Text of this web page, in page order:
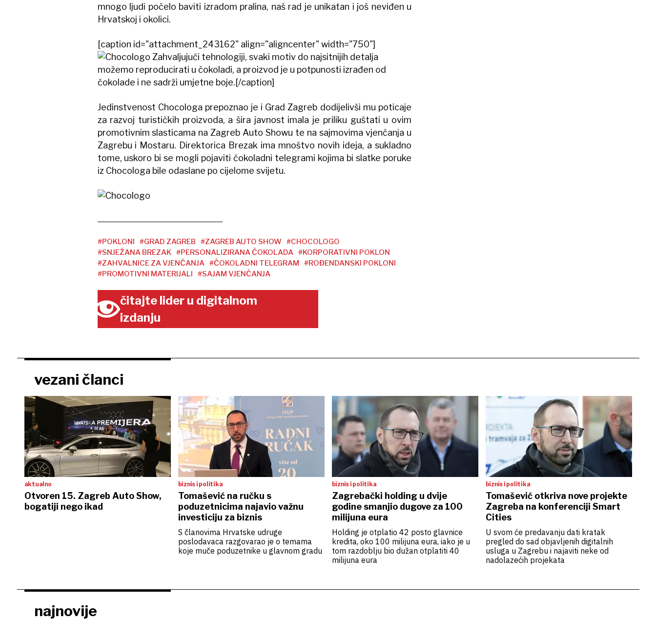
mnogo ljudi počelo baviti izradom pralina, naš rad je unikatan i još neviđen u
Hrvatskoj i okolici.
[caption id="attachment_243162" align="aligncenter" width="750"]
Zahvaljujući tehnologiji, svaki motiv do najsitnijih detalja
možemo reproducirati u čokoladi, a proizvod je u potpunosti izrađen od
čokolade i ne sadrži umjetne boje.[/caption]
Jedinstvenost Chocologa prepoznao je i Grad Zagreb dodijelivši mu poticaje
za razvoj turističkih proizvoda, a šira javnost imala je priliku guštati u ovim
promotivnim slasticama na Zagreb Auto Showu te na sajmovima vjenčanja u
Zagrebu i Mostaru. Direktorica Brezak ima mnoštvo novih ideja, a sukladno
tome, uskoro bi se mogli pojaviti čokoladni telegrami kojima bi slatke poruke
iz Chocologa bile odaslane po cijelome svijetu.
#POKLONI #GRAD ZAGREB #ZAGREB AUTO SHOW #CHOCOLOGO
#SNJEŽANA BREZAK #PERSONALIZIRANA ČOKOLADA #KORPORATIVNI POKLON
#ZAHVALNICE ZA VJENČANJA #ČOKOLADNI TELEGRAM
#ROĐENDANSKI POKLONI
#PROMOTIVNI MATERIJALI
#SAJAM VJENČANJA
čitajte lider u digitalnom
izdanju
vezani članci
aktualno
Otvoren 15. Zagreb Auto Show,
bogatiji nego ikad
biznis i politika
Tomašević na ručku s
poduzetnicima najavio važnu
investiciju za biznis
S članovima Hrvatske udruge
poslodavaca razgovarao je o temama
koje muče poduzetnike u glavnom gradu
biznis i politika
Zagrebački holding u dvije
godine smanjio dugove za 100
milijuna eura
Holding je otplatio 42 posto glavnice
kredita, oko 100 milijuna eura, iako je u
tom razdoblju bio dužan otplatiti 40
milijuna eura
biznis i politika
Tomašević otkriva nove projekte
Zagreba na konferenciji Smart
Cities
U svom će predavanju dati kratak
pregled do sad objavljenih digitalnih
usluga u Zagrebu i najaviti neke od
nadolazećih projekata
najnovije